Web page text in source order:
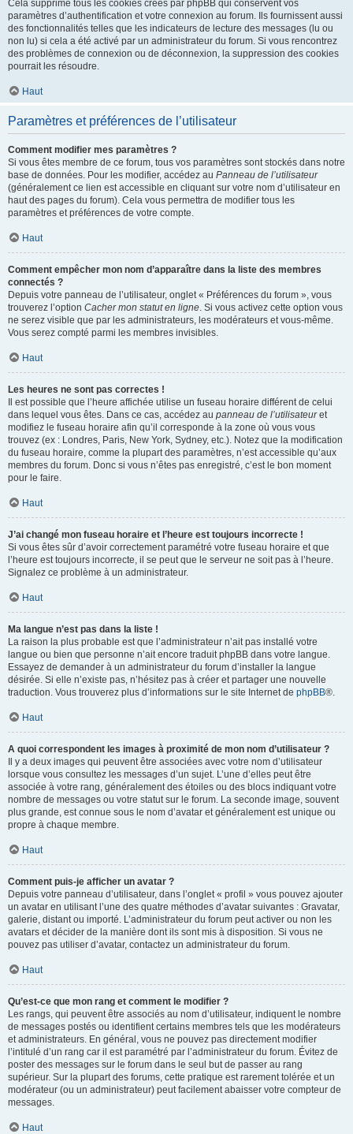
Cela supprime tous les cookies créés par phpBB qui conservent vos
paramètres d’authentification et votre connexion au forum. Ils fournissent aussi
des fonctionnalités telles que les indicateurs de lecture des messages (lu ou
non lu) si cela a été activé par un administrateur du forum. Si vous rencontrez
des problèmes de connexion ou de déconnexion, la suppression des cookies
pourrait les résoudre.
Haut
Paramètres et préférences de l’utilisateur
Comment modifier mes paramètres ?
Si vous êtes membre de ce forum, tous vos paramètres sont stockés dans notre
base de données. Pour les modifier, accédez au Panneau de l’utilisateur
(généralement ce lien est accessible en cliquant sur votre nom d’utilisateur en
haut des pages du forum). Cela vous permettra de modifier tous les
paramètres et préférences de votre compte.
Haut
Comment empêcher mon nom d’apparaître dans la liste des membres
connectés ?
Depuis votre panneau de l’utilisateur, onglet « Préférences du forum », vous
trouverez l’option Cacher mon statut en ligne. Si vous activez cette option vous
ne serez visible que par les administrateurs, les modérateurs et vous-même.
Vous serez compté parmi les membres invisibles.
Haut
Les heures ne sont pas correctes !
Il est possible que l’heure affichée utilise un fuseau horaire différent de celui
dans lequel vous êtes. Dans ce cas, accédez au panneau de l’utilisateuret
modifiez le fuseau horaire afin qu’il corresponde à la zone où vous vous
trouvez (ex : Londres, Paris, New York, Sydney, etc.). Notez que la modification
du fuseau horaire, comme la plupart des paramètres, n’est accessible qu’aux
membres du forum. Donc si vous n’êtes pas enregistré, c’est le bon moment
pour le faire.
Haut
J’ai changé mon fuseau horaire et l’heure est toujours incorrecte !
Si vous êtes sûr d’avoir correctement paramétré votre fuseau horaire et que
l’heure est toujours incorrecte, il se peut que le serveur ne soit pas à l’heure.
Signalez ce problème à un administrateur.
Haut
Ma langue n’est pas dans la liste !
La raison la plus probable est que l’administrateur n’ait pas installé votre
langue ou bien que personne n’ait encore traduit phpBB dans votre langue.
Essayez de demander à un administrateur du forum d’installer la langue
désirée. Si elle n’existe pas, n’hésitez pas à créer et partager une nouvelle
traduction. Vous trouverez plus d’informations sur le site Internet de phpBB®.
Haut
A quoi correspondent les images à proximité de mon nom d’utilisateur ?
Il y a deux images qui peuvent être associées avec votre nom d’utilisateur
lorsque vous consultez les messages d’un sujet. L’une d’elles peut être
associée à votre rang, généralement des étoiles ou des blocs indiquant votre
nombre de messages ou votre statut sur le forum. La seconde image, souvent
plus grande, est connue sous le nom d’avatar et généralement est unique ou
propre à chaque membre.
Haut
Comment puis-je afficher un avatar ?
Depuis votre panneau d’utilisateur, dans l’onglet « profil » vous pouvez ajouter
un avatar en utilisant l’une des quatre méthodes d’avatar suivantes : Gravatar,
galerie, distant ou importé. L’administrateur du forum peut activer ou non les
avatars et décider de la manière dont ils sont mis à disposition. Si vous ne
pouvez pas utiliser d’avatar, contactez un administrateur du forum.
Haut
Qu’est-ce que mon rang et comment le modifier ?
Les rangs, qui peuvent être associés au nom d’utilisateur, indiquent le nombre
de messages postés ou identifient certains membres tels que les modérateurs
et administrateurs. En général, vous ne pouvez pas directement modifier
l’intitulé d’un rang car il est paramétré par l’administrateur du forum. Évitez de
poster des messages sur le forum dans le seul but de passer au rang
supérieur. Sur la plupart des forums, cette pratique est rarement tolérée et un
modérateur (ou un administrateur) peut facilement abaisser votre compteur de
messages.
Haut